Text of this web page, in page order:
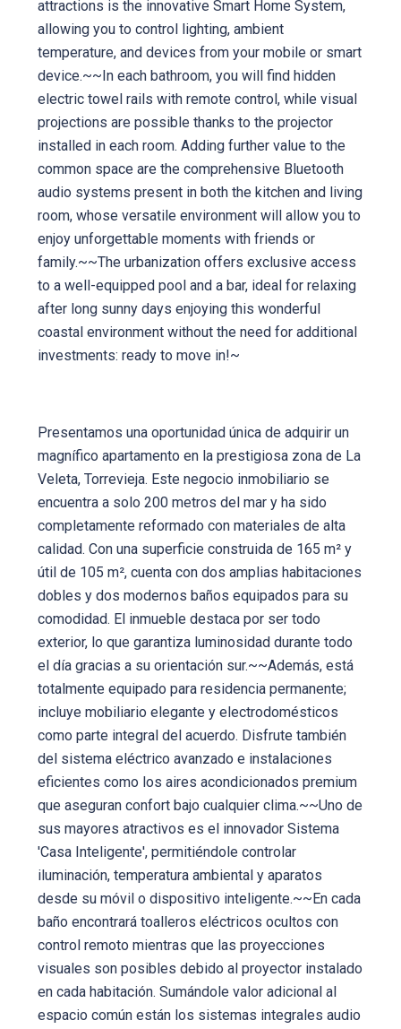
attractions is the innovative Smart Home System,
allowing you to control lighting, ambient
temperature, and devices from your mobile or smart
device.~~In each bathroom, you will find hidden
electric towel rails with remote control, while visual
projections are possible thanks to the projector
installed in each room. Adding further value to the
common space are the comprehensive Bluetooth
audio systems present in both the kitchen and living
room, whose versatile environment will allow you to
enjoy unforgettable moments with friends or
family.~~The urbanization offers exclusive access
to a well-equipped pool and a bar, ideal for relaxing
after long sunny days enjoying this wonderful
coastal environment without the need for additional
investments: ready to move in!~
Presentamos una oportunidad única de adquirir un
magnífico apartamento en la prestigiosa zona de La
Veleta, Torrevieja. Este negocio inmobiliario se
encuentra a solo 200 metros del mar y ha sido
completamente reformado con materiales de alta
calidad. Con una superficie construida de 165 m² y
útil de 105 m², cuenta con dos amplias habitaciones
dobles y dos modernos baños equipados para su
comodidad. El inmueble destaca por ser todo
exterior, lo que garantiza luminosidad durante todo
el día gracias a su orientación sur.~~Además, está
totalmente equipado para residencia permanente;
incluye mobiliario elegante y electrodomésticos
como parte integral del acuerdo. Disfrute también
del sistema eléctrico avanzado e instalaciones
eficientes como los aires acondicionados premium
que aseguran confort bajo cualquier clima.~~Uno de
sus mayores atractivos es el innovador Sistema
'Casa Inteligente', permitiéndole controlar
iluminación, temperatura ambiental y aparatos
desde su móvil o dispositivo inteligente.~~En cada
baño encontrará toalleros eléctricos ocultos con
control remoto mientras que las proyecciones
visuales son posibles debido al proyector instalado
en cada habitación. Sumándole valor adicional al
espacio común están los sistemas integrales audio